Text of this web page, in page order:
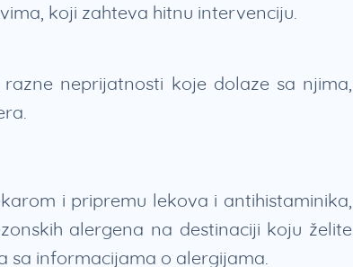
koji zahteva hitnu intervenciju.
neprijatnosti koje dolaze sa njima,
i pripremu lekova i antihistaminika,
alergena na destinaciji koju želite
sa informacijama o alergijama.